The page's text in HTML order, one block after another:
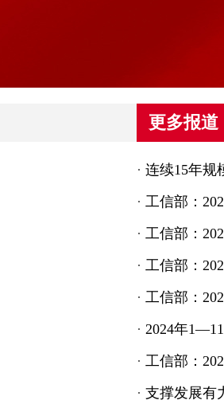
更多报道
· 连续15年规
· 工信部：
· 工信部：
· 工信部：
· 工信部：
· 2024年
· 工信部：
· 支撑发展有